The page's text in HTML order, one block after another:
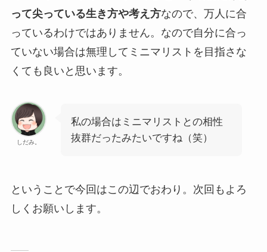
って尖っている生き方や考え方なので、万人に合
っているわけではありません。なので自分に合っ
ていない場合は無理してミニマリストを目指さな
くても良いと思います。
しだみ。
私の場合はミニマリストとの相性
抜群だったみたいですね（笑）
ということで今回はこの辺でおわり。次回もよろ
しくお願いします。